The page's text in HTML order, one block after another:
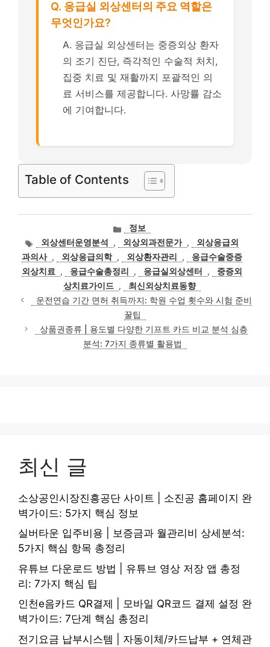
Q. 응급실 외상센터의 주요 역할은
무엇인가요?
A. 응급실 외상센터는 중증외상 환자
의 조기 진단, 즉각적인 수술적 처치,
집중 치료 및 재활까지 포괄적인 의
료 서비스를 제공합니다. 사망률 감소
에 기여합니다.
Table of Contents
카
테
고
리
정보
태
그
외상센터운영분석 , 외상외과전문가 ,
외상응급외
과의사 , 외상응급의학 , 외상환자관리 ,
응급수술중증
외상치료
, 응급수술총정리 , 응급실외상센터 ,
중증외
상치료가이드 ,
최신외상치료동향
운전연습 기간 면허 취득까지: 학원 수업 횟수와 시험 준비
꿀팁
상품권종류 | 용도별 다양한 기프트 카드 비교 분석 심층
분석: 7가지 종류별 활용법
최신 글
소상공인시장진흥공단 사이트 | 소진공 홈페이지 완
벽가이드: 5가지 핵심 정보
실버타운 입주비용 | 보증금과 월관리비 상세분석:
5가지 핵심 항목 총정리
유튜브 다운로드 방법 | 유튜브 영상 저장 앱 총정
리: 7가지 핵심 팁
인천e음카드 QR결제 | 모바일 QR코드 결제 설정 완
벽가이드: 7단계 핵심 총정리
전기요금 납부시스템 | 자동이체/카드납부 + 연체관